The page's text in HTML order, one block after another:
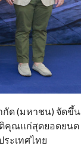
ำกัด (มหาชน) จัดขึ้น
คุณแก่สุดยอดยนต
ะเทศไทย